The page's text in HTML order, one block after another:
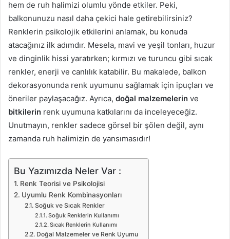
hem de ruh halimizi olumlu yönde etkiler. Peki,
balkonunuzu nasıl daha çekici hale getirebilirsiniz?
Renklerin psikolojik etkilerini anlamak, bu konuda
atacağınız ilk adımdır. Mesela, mavi ve yeşil tonları, huzur
ve dinginlik hissi yaratırken; kırmızı ve turuncu gibi sıcak
renkler, enerji ve canlılık katabilir. Bu makalede, balkon
dekorasyonunda renk uyumunu sağlamak için ipuçları ve
öneriler paylaşacağız. Ayrıca, doğal malzemelerin ve
bitkilerin renk uyumuna katkılarını da inceleyeceğiz.
Unutmayın, renkler sadece görsel bir şölen değil, aynı
zamanda ruh halimizin de yansımasıdır!
Bu Yazımızda Neler Var :
Renk Teorisi ve Psikolojisi
Uyumlu Renk Kombinasyonları
Soğuk ve Sıcak Renkler
Soğuk Renklerin Kullanımı
Sıcak Renklerin Kullanımı
Doğal Malzemeler ve Renk Uyumu